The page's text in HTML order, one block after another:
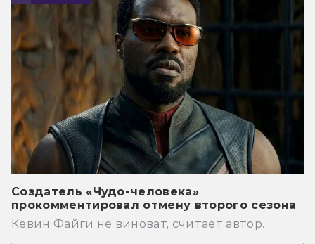
Создатель «Чудо-человека»
прокомментировал отмену второго сезона
Кевин Файги не виноват, считает автор.